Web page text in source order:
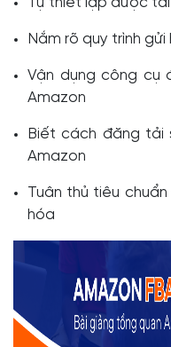
Nắm rõ quy trình
Vận dụng công cụ
Amazon
Biết cách đăng tải
Amazon
Tuân thủ tiêu
hóa